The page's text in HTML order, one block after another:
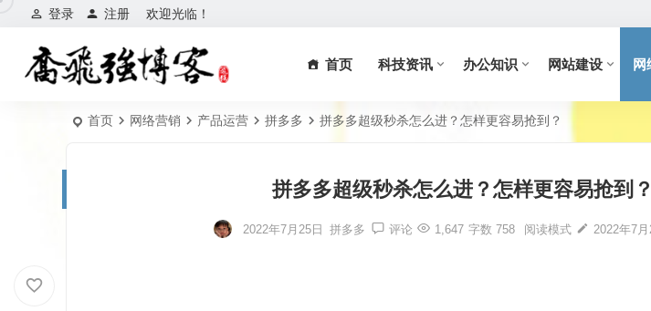
欢迎光临！
登录 注册
首页 科技资讯 办公知识 网站建设 网
首页 网络营销 产品运营 拼多多 拼多多超级秒杀怎么进？怎样更容易抢到？
拼多多超级秒杀怎么进？怎样更容易抢到？
2022年7月25日 拼多多 评论 1,647 字数 758 阅读模式 2022年7月